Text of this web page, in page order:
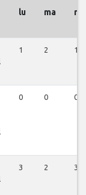
lu ma me
1 2 1
0 0 0
3 2 3